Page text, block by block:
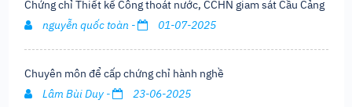
Chứng chỉ Thiết kế Công thoát nước, CCHN giam sát Cầu Cảng
nguyễn quốc toàn -
01-07-2025
Chuyên môn để cấp chứng chỉ hành nghề
Lâm Bùi Duy -
23-06-2025